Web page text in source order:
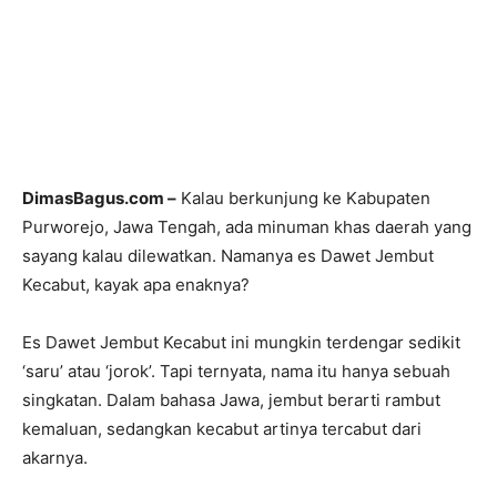
DimasBagus.com – Kalau berkunjung ke Kabupaten
Purworejo, Jawa Tengah, ada minuman khas daerah yang
sayang kalau dilewatkan. Namanya es Dawet Jembut
Kecabut, kayak apa enaknya?
Es Dawet Jembut Kecabut ini mungkin terdengar sedikit
‘saru’ atau ‘jorok’. Tapi ternyata, nama itu hanya sebuah
singkatan. Dalam bahasa Jawa, jembut berarti rambut
kemaluan, sedangkan kecabut artinya tercabut dari
akarnya.